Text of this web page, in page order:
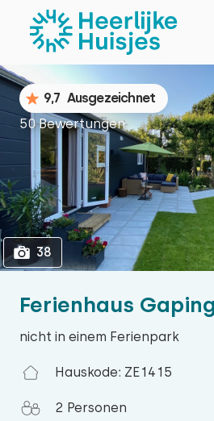
1
Ferienhaus
nicht in einem Ferienpark
Hauskode: ZE1415
2 Personen
9,7 Ausgezeichnet
50 Bewertungen
38